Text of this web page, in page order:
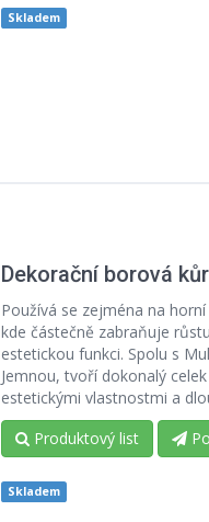
Skladem
Dekorační borová
Používá se zejména na
kde částečně zabraňuje
estetickou funkci. Spolu s
Jemnou, tvoří dokonalý
estetickými vlastnostmi a
Produktový list
Skladem